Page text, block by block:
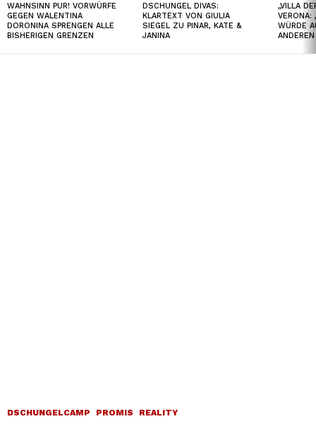
WAHNSINN PUR! VORWÜRFE
GEGEN WALENTINA
DORONINA SPRENGEN ALLE
BISHERIGEN GRENZEN
DSCHUNGEL DIVAS:
KLARTEXT VON GIULIA
SIEGEL ZU PINAR, KATE &
JANINA
„VILLA
VERONA:
WÜRDE
DSCHUNGELCAMP PROMIS REALITY